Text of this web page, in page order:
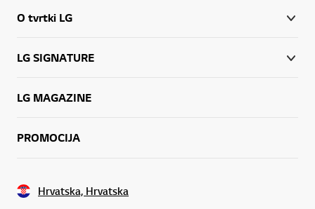
O tvrtki LG
LG SIGNATURE
LG MAGAZINE
PROMOCIJA
Hrvatska, Hrvatska